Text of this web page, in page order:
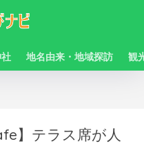
地名由来・地域探訪 観
】テラス席が人